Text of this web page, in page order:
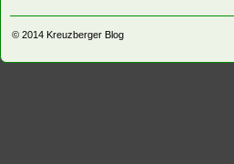
© 2014 Kreuzberger Blog